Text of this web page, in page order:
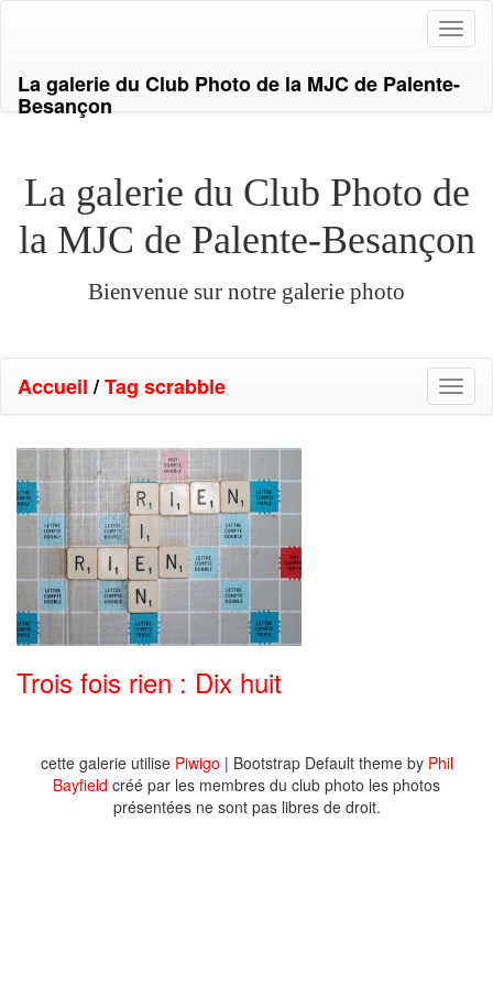
La galerie du Club Photo de la MJC de Palente-
Besançon
La galerie du Club Photo de
la MJC de Palente-Besançon
Bienvenue sur notre galerie photo
Accueil /Tag scrabble
Trois fois rien : Dix huit
cette galerie utilise Piwigo | Bootstrap Default theme by Phil
Bayfield créé par les membres du club photo les photos
présentées ne sont pas libres de droit.